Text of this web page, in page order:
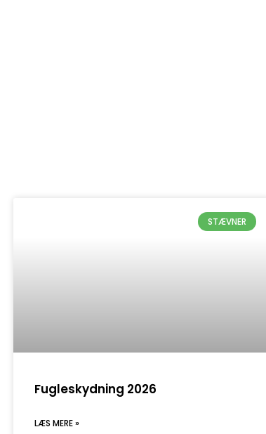
STÆVNER
Fugleskydning 2026
LÆS MERE »